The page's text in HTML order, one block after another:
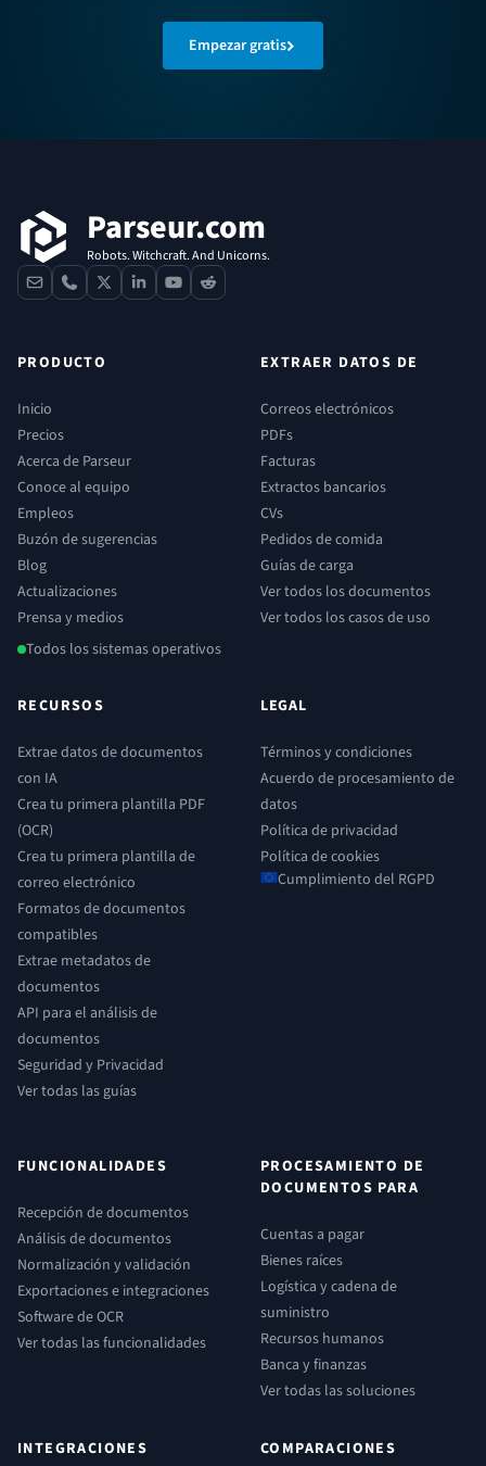
Empezar gratis
Parseur.com
Robots. Witchcraft. And Unicorns.
contactphone
x linkedinyoutube
reddit
PRODUCTO
Inicio
Precios
Acerca de Parseur
Conoce al equipo
Empleos
Buzón de sugerencias
Blog
Actualizaciones
Prensa y medios
Todos los sistemas operativos
EXTRAER DATOS DE
Correos electrónicos
PDFs
Facturas
Extractos bancarios
CVs
Pedidos de comida
Guías de carga
Ver todos los documentos
Ver todos los casos de uso
RECURSOS
Extrae datos de documentos
con IA
Crea tu primera plantilla PDF
(OCR)
Crea tu primera plantilla de
correo electrónico
Formatos de documentos
compatibles
Extrae metadatos de
documentos
API para el análisis de
documentos
Seguridad y Privacidad
Ver todas las guías
LEGAL
Términos y condiciones
Acuerdo de procesamiento de
datos
Política de privacidad
Política de cookies
Cumplimiento del RGPD
FUNCIONALIDADES
Recepción de documentos
Análisis de documentos
Normalización y validación
Exportaciones e integraciones
Software de OCR
Ver todas las funcionalidades
PROCESAMIENTO DE
DOCUMENTOS PARA
Cuentas a pagar
Bienes raíces
Logística y cadena de
suministro
Recursos humanos
Banca y finanzas
Ver todas las soluciones
INTEGRACIONES COMPARACIONES